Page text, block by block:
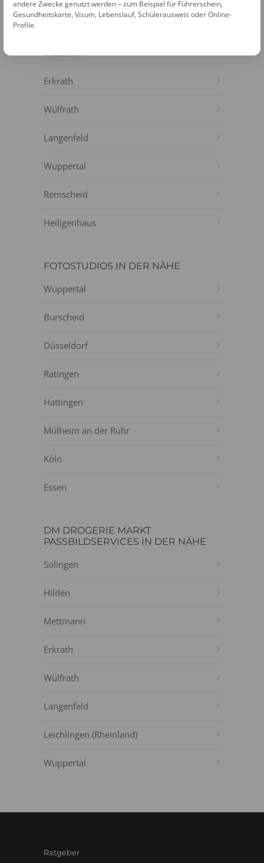
Mettmann
Erkrath
Wülfrath
Langenfeld
Wuppertal
Remscheid
Heiligenhaus
FOTOSTUDIOS IN DER NÄHE
Wuppertal
Burscheid
Düsseldorf
Ratingen
Hattingen
Mülheim an der Ruhr
Köln
Essen
DM DROGERIE MARKT
PASSBILDSERVICES IN DER NÄHE
Solingen
Hilden
Mettmann
Erkrath
Wülfrath
Langenfeld
Leichlingen (Rheinland)
Wuppertal
Ratgeber
andere Zwecke genutzt werden – zum Beispiel für Führerschein,
Gesundheitskarte, Visum, Lebenslauf, Schülerausweis oder Online-
Profile